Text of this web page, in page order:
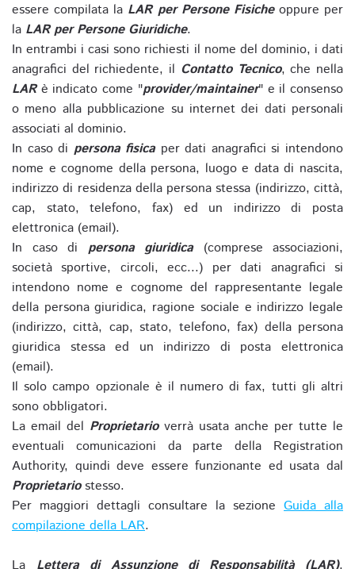
essere compilata la LAR per Persone Fisicheoppure per
la LAR per Persone Giuridiche.
In entrambi i casi sono richiesti il nome del dominio, i dati
anagrafici del richiedente, il Contatto Tecnico, che nella
LARè indicato come "provider/maintainer" e il consenso
o meno alla pubblicazione su internet dei dati personali
associati al dominio.
In caso di persona fisicaper dati anagrafici si intendono
nome e cognome della persona, luogo e data di nascita,
indirizzo di residenza della persona stessa (indirizzo, città,
cap, stato, telefono, fax) ed un indirizzo di posta
elettronica (email).
In caso di persona giuridica(comprese associazioni,
società sportive, circoli, ecc...) per dati anagrafici si
intendono nome e cognome del rappresentante legale
della persona giuridica, ragione sociale e indirizzo legale
(indirizzo, città, cap, stato, telefono, fax) della persona
giuridica stessa ed un indirizzo di posta elettronica
(email).
Il solo campo opzionale è il numero di fax, tutti gli altri
sono obbligatori.
La email del Proprietarioverrà usata anche per tutte le
eventuali comunicazioni da parte della Registration
Authority, quindi deve essere funzionante ed usata dal
Proprietariostesso.
Per maggiori dettagli consultare la sezione Guida alla
compilazione della LAR.